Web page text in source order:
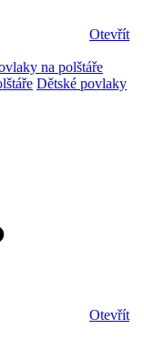
Otevřít
na polštáře
Dětské povlaky
Otevřít